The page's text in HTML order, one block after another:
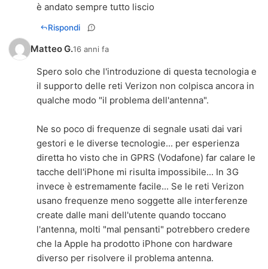
è andato sempre tutto liscio
Rispondi
Matteo G.16 anni fa
Spero solo che l'introduzione di questa tecnologia e
il supporto delle reti Verizon non colpisca ancora in
qualche modo "il problema dell'antenna".
Ne so poco di frequenze di segnale usati dai vari
gestori e le diverse tecnologie... per esperienza
diretta ho visto che in GPRS (Vodafone) far calare le
tacche dell'iPhone mi risulta impossibile... In 3G
invece è estremamente facile... Se le reti Verizon
usano frequenze meno soggette alle interferenze
create dalle mani dell'utente quando toccano
l'antenna, molti "mal pensanti" potrebbero credere
che la Apple ha prodotto iPhone con hardware
diverso per risolvere il problema antenna.